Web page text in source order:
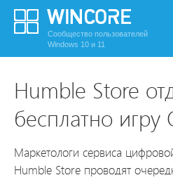
Сообщество пользователей
Windows 10 и 11
Humble Store
бесплатно игру
Маркетологи сервиса
Humble Store проводят